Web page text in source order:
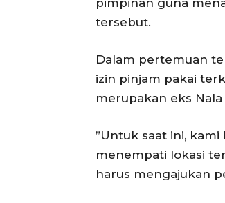
pimpinan guna
tersebut.
Dalam pertemuan
izin pinjam pakai
merupakan eks
‎​”Untuk saat ini,
menempati lokasi
harus mengajukan